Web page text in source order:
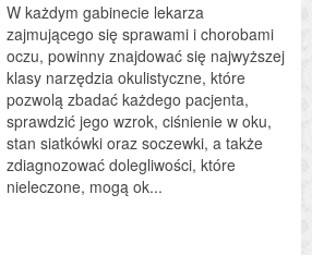
W każdym gabinecie lekarza
zajmującego się sprawami i chorobami
oczu, powinny znajdować się najwyższej
klasy narzędzia okulistyczne, które
pozwolą zbadać każdego pacjenta,
sprawdzić jego wzrok, ciśnienie w oku,
stan siatkówki oraz soczewki, a także
zdiagnozować dolegliwości, które
nieleczone, mogą ok...